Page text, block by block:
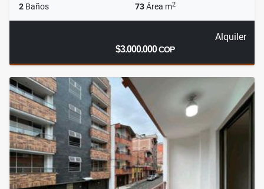
2 Baños 73Área m2
Alquiler
$3.000.000COP